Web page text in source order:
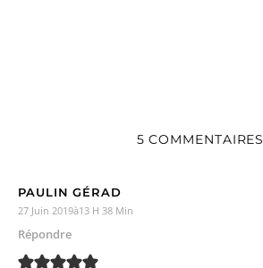
5 COMMENTAIRES
PAULIN GÉRAD
27 Juin 2019à13 H 38 Min
Répondre